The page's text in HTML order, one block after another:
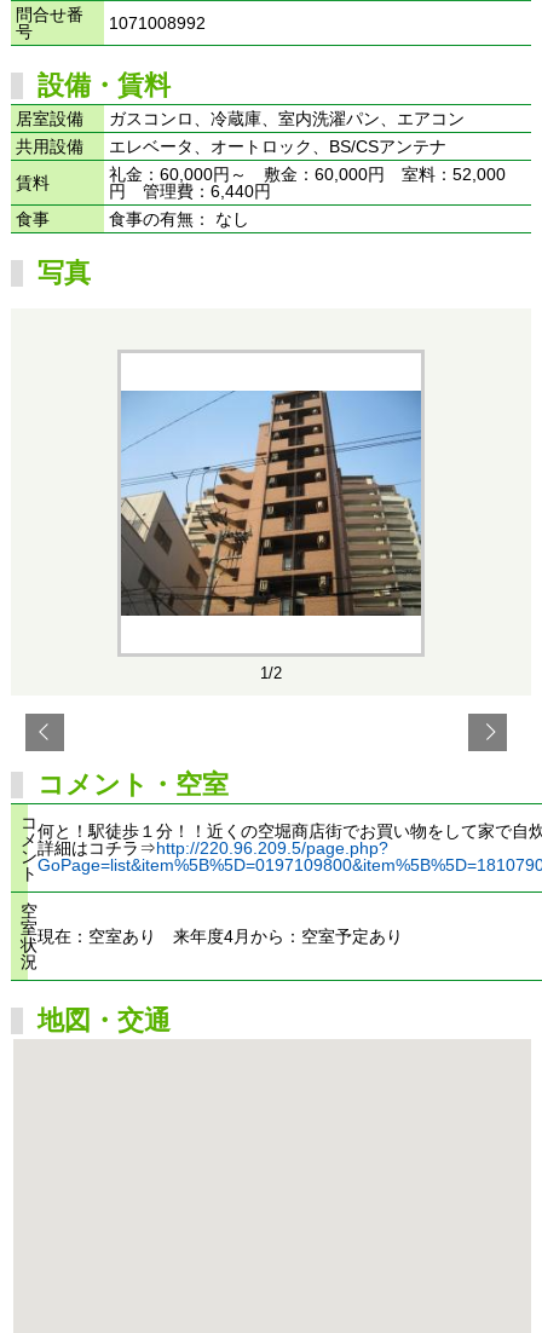
問合せ番
号
1071008992
設備・賃料
居室設備
ガスコンロ、冷蔵庫、室内洗濯パン、エアコン
共用設備
エレベータ、オートロック、BS/CSアンテナ
賃料
礼金：60,000円～ 敷金：60,000円 室料：52,000
円 管理費：6,440円
食事
食事の有無： なし
写真
1/2
コメント・空室
コ
メ
ン
ト
何と！駅徒歩１分！！近くの空堀商店街でお買い物をして家で
詳細はコチラ⇒http://220.96.209.5/page.php?
空
室
状
況
現在：空室あり 来年度4月から：空室予定あり
地図・交通